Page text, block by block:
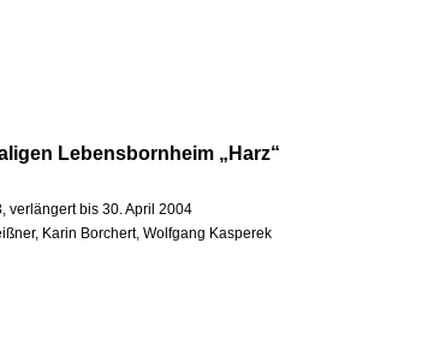
Lebensbornheim „Harz“
verlängert bis 30. April 2004
Karin Borchert, Wolfgang Kasperek